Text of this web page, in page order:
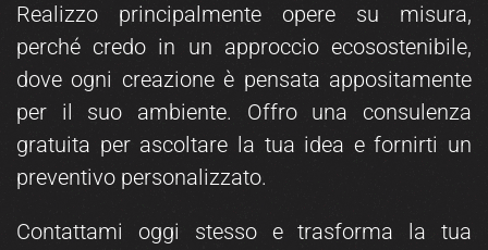
Realizzo principalmente opere su misura,
perché credo in un approccio ecosostenibile,
dove ogni creazione è pensata appositamente
per il suo ambiente. Offro una consulenza
gratuita per ascoltare la tua idea e fornirti un
preventivo personalizzato.
Contattami oggi stesso e trasforma la tua